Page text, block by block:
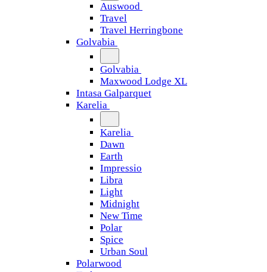
Auswood
Travel
Travel Herringbone
Golvabia
Golvabia
Maxwood Lodge XL
Intasa Galparquet
Karelia
Karelia
Dawn
Earth
Impressio
Libra
Light
Midnight
New Time
Polar
Spice
Urban Soul
Polarwood